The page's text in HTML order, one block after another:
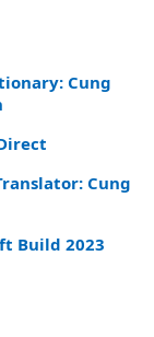
Cung
Cung
Build 2023